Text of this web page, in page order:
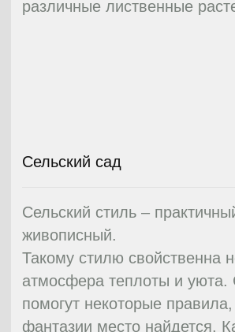
засадить лечебными растениями.
Ренессанс.
Сад в стиле модерн
Сад в стиле модерн популярен среди
многих хозяев загородных домов. На